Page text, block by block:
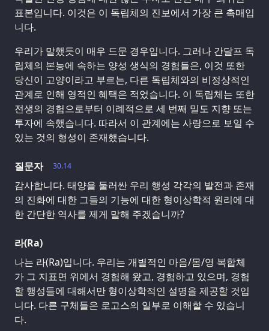
표본입니다. 이것은 이 독립체의 진보에서 가장 큰 촉매입
니다.
우리가 말했듯이 매우 드문 경우입니다. 그러나 간달프 독
립체의 본능에 속하는 양성 생식의 경험들은, 이것 또한
당신이 고양이라고 부르는, 다른 독립체와의 비정상적인
관계로 인해 영적인 혜택은 적었습니다. 이 독립체는 또한
전생의 경험으로부터 이례적으로 세 번째 밀도 지향 또는
투자에 속했습니다. 따라서 이 관계에는 사랑으로 보일 수
있는 것의 형성이 존재했습니다.
30.14
질문자
감사합니다. 태양을 둘러싼 우리 행성 각각의 발전과 존재
의 진화에 대한 그들의 기능에 대한 형이상학적 원리에 대
한 간단한 역사를 제게 말해 주겠습니까?
라(Ra)
나는 라(Ra)입니다. 우리는 개별적인 마음/몸/영 복합체
가 그 지표면 위에서 경험해 왔고, 경험하고 있으며, 경험
할 행성들에 대해서만 형이상학적인 설명을 제공할 것입
니다. 다른 구체들은 로고스의 일부로 이해할 수 있습니
다.